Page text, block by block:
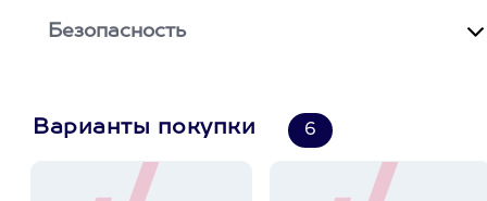
Безопасность
Варианты покупки 6